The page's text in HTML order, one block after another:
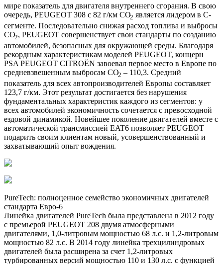
мире показатель для двигателя внутреннего сгорания. В свою
очередь, PEUGEOT 308 c 82 г/км СО
2 является лидером в С-
сегменте. Последовательно снижая расход топлива и выбросы
СО
2, PEUGEOT совершенствует свои стандарты по созданию
автомобилей, безопасных для окружающей среды. Благодаря
рекордным характеристикам моделей PEUGEOT, концерн
PSA PEUGEOT CITROЁN завоевал первое место в Европе по
средневзвешенным выбросам СО
2 – 110,3. Средний
показатель для всех автопроизводителей Европы составляет
123,7 г/км. Этот результат достигается без нарушения
фундаментальных характеристик каждого из сегментов: у
всех автомобилей экономичность сочетается с превосходной
ездовой динамикой. Новейшее поколение двигателей вместе с
автоматической трансмиссией EAT6 позволяет PEUGEOT
подарить своим клиентам новый, усовершенствованный и
захватывающий опыт вождения.
PureTech: полноценное семейство экономичных двигателей
стандарта Евро-6
Линейка двигателей PureTech была представлена в 2012 году
с премьерой PEUGEOT 208 двумя атмосферными
двигателями, 1,0-литровым мощностью 68 л.с. и 1,2-литровым
мощностью 82 л.с. В 2014 году линейка трехцилиндровых
двигателей была расширена за счет 1,2-литровых
турбированных версий мощностью 110 и 130 л.с. с функцией